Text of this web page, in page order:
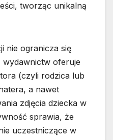
tworząc unikalną
nie ogranicza się
wydawnictw oferuje
(czyli rodzica lub
a nawet
zdjęcia dziecka w
sprawia, że
uczestniczące w